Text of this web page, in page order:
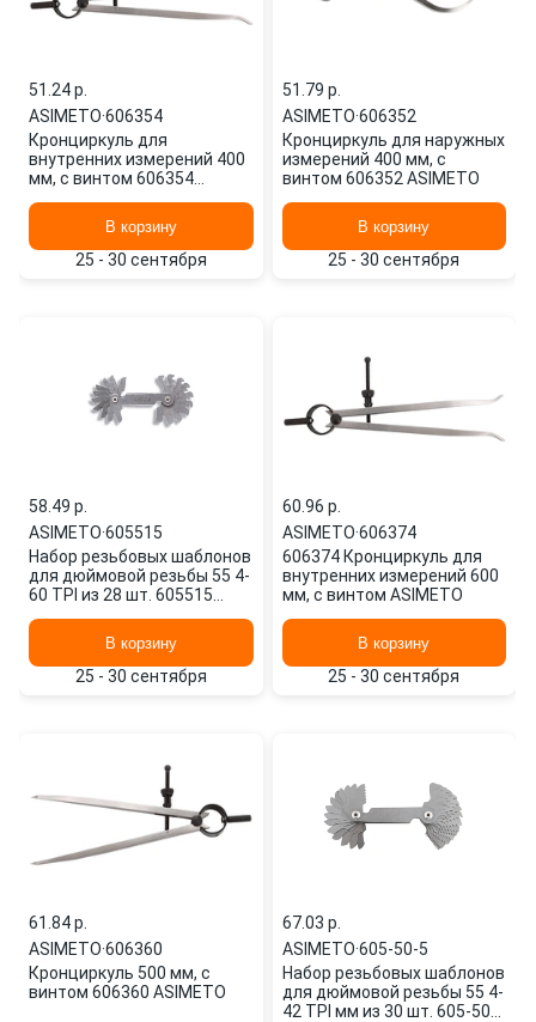
51.24 p.
ASIMETO·606354
Кронциркуль для
внутренних измерений 400
мм, с винтом 606354
В корзину
25 - 30 сентября
51.79 p.
ASIMETO·606352
Кронциркуль для наружных
измерений 400 мм, с
винтом 606352 ASIMETO
В корзину
25 - 30 сентября
58.49 p.
ASIMETO·605515
Набор резьбовых шаблонов
для дюймовой резьбы 55 4-
60 TPI из 28 шт. 605515
В корзину
25 - 30 сентября
60.96 p.
ASIMETO·606374
606374 Кронциркуль для
внутренних измерений 600
мм, с винтом ASIMETO
В корзину
25 - 30 сентября
61.84 p.
ASIMETO·606360
Кронциркуль 500 мм, с
винтом 606360 ASIMETO
67.03 p.
ASIMETO·605-50-5
Набор резьбовых шаблонов
для дюймовой резьбы 55 4-
42 TPI мм из 30 шт. 605-50-5